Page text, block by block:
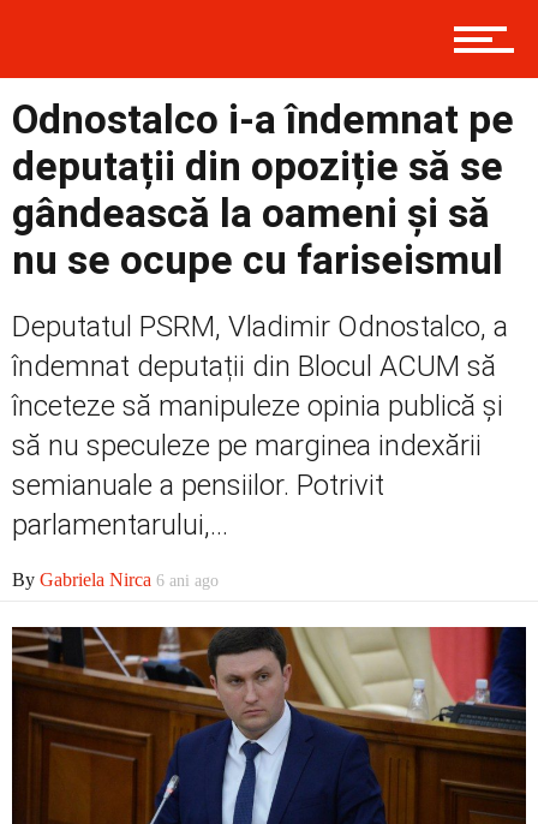
Prima
Politică
Externe
Social
Contact
Odnostalco i-a îndemnat pe
deputații din opoziție să se
gândească la oameni și să
nu se ocupe cu fariseismul
Deputatul PSRM, Vladimir Odnostalco, a
îndemnat deputații din Blocul ACUM să
înceteze să manipuleze opinia publică și
să nu speculeze pe marginea indexării
semianuale a pensiilor. Potrivit
parlamentarului,...
By Gabriela Nirca 6 ani ago